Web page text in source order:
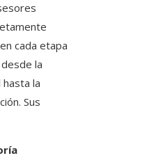
cada etapa
la
la
Sus